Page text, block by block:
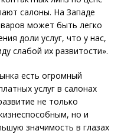
салоны. На Западе
может быть легко
доли услуг, что у нас,
слабой их развитости».
есть огромный
услуг в салонах
не только
но и
значимость в глазах